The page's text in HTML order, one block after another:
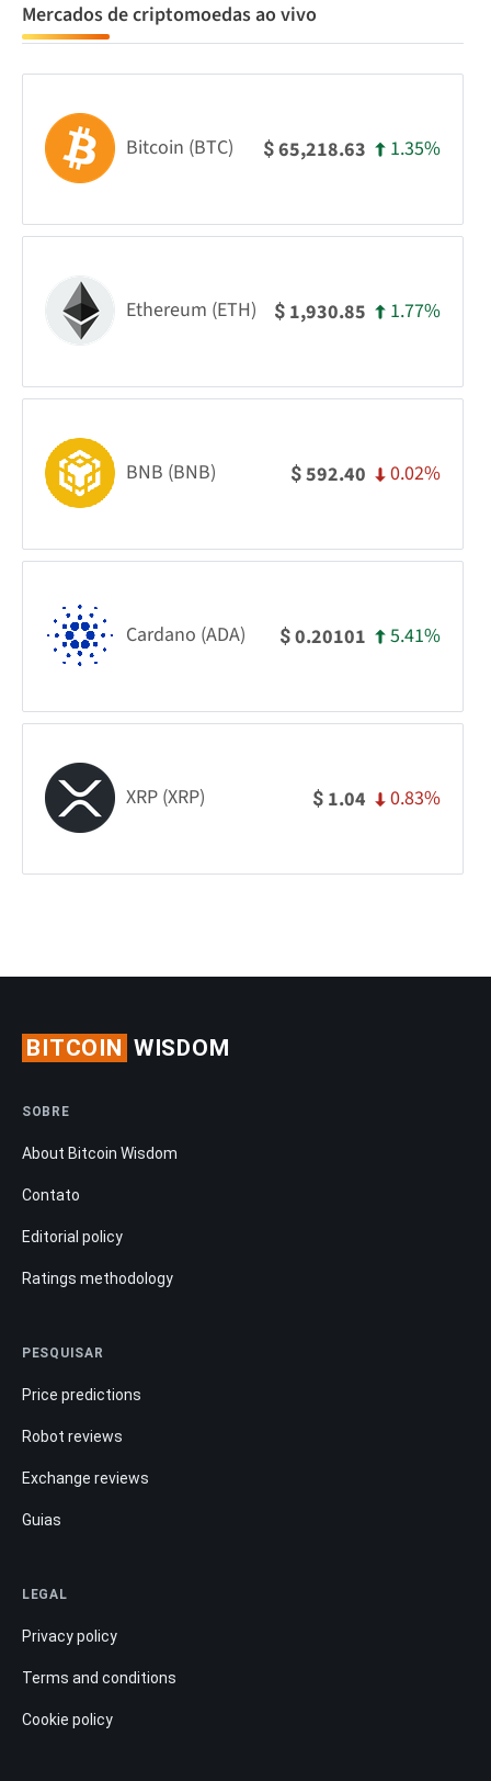
Mercados de criptomoedas ao vivo
Bitcoin (BTC) $65,218.63 1.35%
Ethereum (ETH) $ 1,930.85 1.77%
BNB (BNB) $592.40 0.02%
Cardano (ADA) $0.20101 5.41%
XRP (XRP) $ 1.04 0.83%
BITCOIN WISDOM
SOBRE
About Bitcoin Wisdom
Contato
Editorial policy
Ratings methodology
PESQUISAR
Price predictions
Robot reviews
Exchange reviews
Guias
LEGAL
Privacy policy
Terms and conditions
Cookie policy